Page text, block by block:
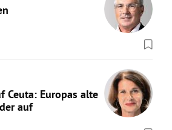
Ceuta: Europas alte
auf